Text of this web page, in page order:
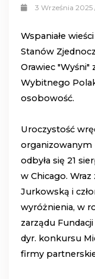
3 Września 2025 /
Wspaniałe
Stanów
Orawiec "Wyśni"
Wybitnego
osobowość.
Uroczystość
organizowanym
odbyła się 21
w Chicago.
Jurkowską i
wyróżnienia, w
zarządu
dyr. konkursu
firmy